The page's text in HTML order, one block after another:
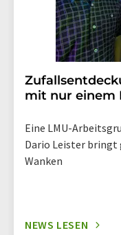
mit nur einem
Eine LMU-
Dario Leister bringt
Wanken
NEWS LESEN